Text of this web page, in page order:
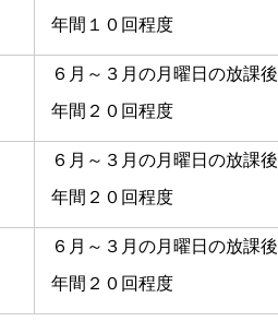
年間１０回程度
６月～３月の月曜日の放課後
年間２０回程度
６月～３月の月曜日の放課後
年間２０回程度
６月～３月の月曜日の放課後
年間２０回程度